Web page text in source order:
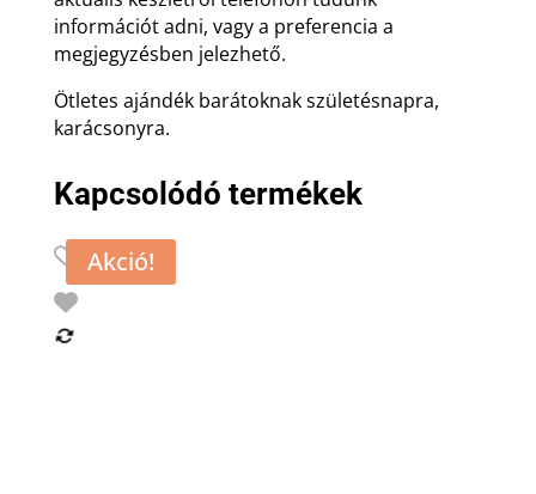
információt adni, vagy a preferencia a
megjegyzésben jelezhető.
Ötletes ajándék barátoknak születésnapra,
karácsonyra.
Kapcsolódó termékek
Akció!